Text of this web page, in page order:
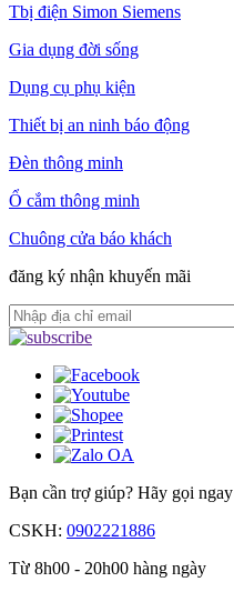
Tbị điện Simon Siemens
Gia dụng đời sống
Dụng cụ phụ kiện
Thiết bị an ninh báo động
Đèn thông minh
Ổ cắm thông minh
Chuông cửa báo khách
đăng ký nhận khuyến mãi
Bạn cần trợ giúp? Hãy gọi ngay
CSKH: 0902221886
Từ 8h00 - 20h00 hàng ngày